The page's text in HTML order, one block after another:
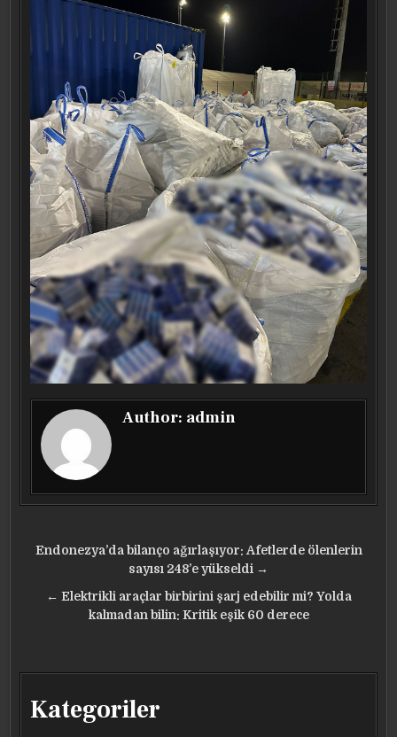
Author: admin
Yazı
gezinmesi
Endonezya’da bilanço ağırlaşıyor: Afetlerde ölenlerin
sayısı 248’e yükseldi →
← Elektrikli araçlar birbirini şarj edebilir mi? Yolda
kalmadan bilin: Kritik eşik 60 derece
Kategoriler